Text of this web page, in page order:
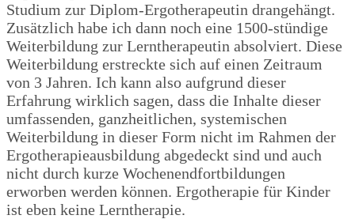
Studium zur Diplom-Ergotherapeutin drangehängt.
Zusätzlich habe ich dann noch eine 1500-stündige
Weiterbildung zur Lerntherapeutin absolviert. Diese
Weiterbildung erstreckte sich auf einen Zeitraum
von 3 Jahren. Ich kann also aufgrund dieser
Erfahrung wirklich sagen, dass die Inhalte dieser
umfassenden, ganzheitlichen, systemischen
Weiterbildung in dieser Form nicht im Rahmen der
Ergotherapieausbildung abgedeckt sind und auch
nicht durch kurze Wochenendfortbildungen
erworben werden können. Ergotherapie für Kinder
ist eben keine Lerntherapie.